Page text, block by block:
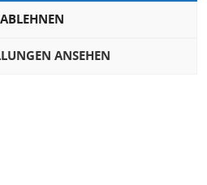
ABLEHNEN
ANSEHEN